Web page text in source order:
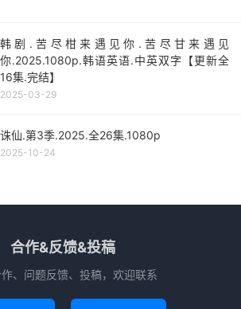
韩剧.苦尽柑来遇见你.苦尽甘来遇见
你.2025.1080p.韩语英语.中英双字【更新全
16集.完结】
2025-03-29
诛仙.第3季.2025.全26集.1080p
2025-10-24
合作&反馈&投稿
、问题反馈、投稿，欢迎联系